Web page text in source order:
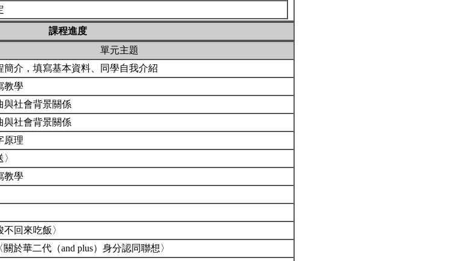
課程進度
單元主題
簡介，填寫基本資料、同學自我介紹
教學
與社會背景關係
與社會背景關係
原理
〉
教學
不回來吃飯〉
關於華二代（and plus）身分認同聯想〉